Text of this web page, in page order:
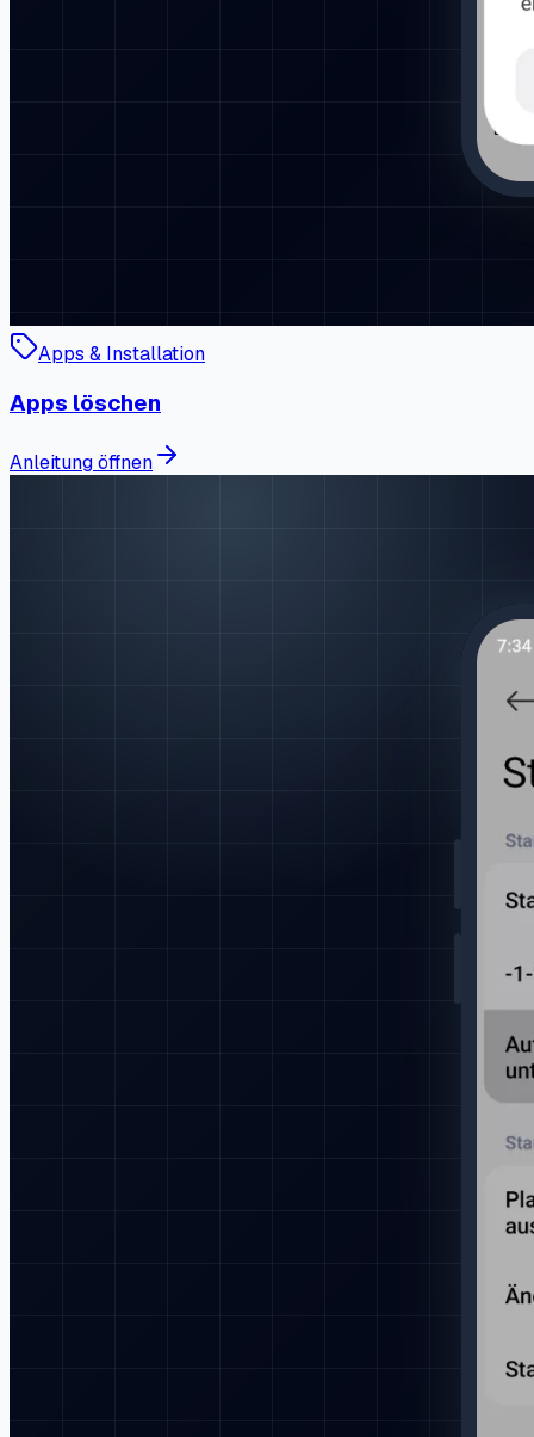
Apps & Installation
Apps löschen
Anleitung öffnen